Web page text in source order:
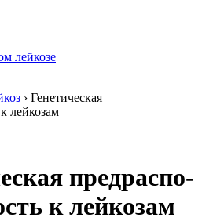
лейкозе
› Генетическая
лейкозам
пред­распо­
к лей­ко­зам